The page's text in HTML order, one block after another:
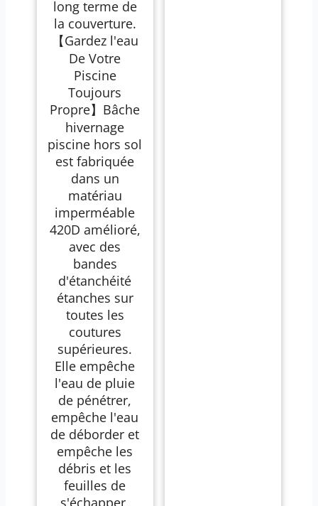
long terme de
la couverture.
【Gardez l'eau
De Votre
Piscine
Toujours
Propre】Bâche
hivernage
piscine hors sol
est fabriquée
dans un
matériau
imperméable
420D amélioré,
avec des
bandes
d'étanchéité
étanches sur
toutes les
coutures
supérieures.
Elle empêche
l'eau de pluie
de pénétrer,
empêche l'eau
de déborder et
empêche les
débris et les
feuilles de
s'échapper,